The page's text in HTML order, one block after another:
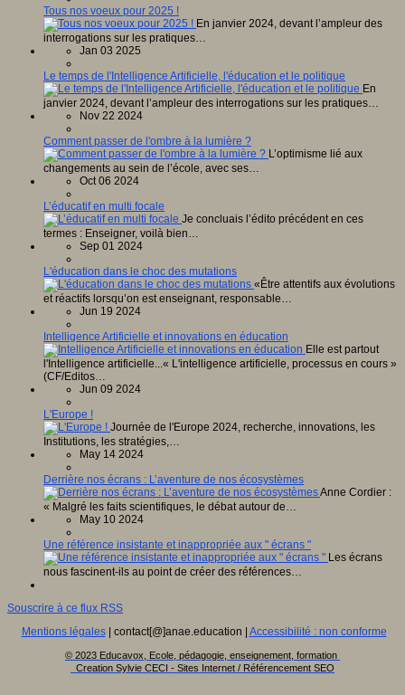
Tous nos voeux pour 2025 !
En janvier 2024, devant l’ampleur des
interrogations sur les pratiques…
Jan 03 2025
Le temps de l'Intelligence Artificielle, l'éducation et le politique
En
janvier 2024, devant l’ampleur des interrogations sur les pratiques…
Nov 22 2024
Comment passer de l'ombre à la lumière ?
L’optimisme lié aux
changements au sein de l’école, avec ses…
Oct 06 2024
L’éducatif en multi focale
Je concluais l’édito précédent en ces
termes : Enseigner, voilà bien…
Sep 01 2024
L'éducation dans le choc des mutations
«Être attentifs aux évolutions
et réactifs lorsqu’on est enseignant, responsable…
Jun 19 2024
Intelligence Artificielle et innovations en éducation
Elle est partout
l'Intelligence artificielle...« L'intelligence artificielle, processus en cours »
(CF/Editos…
Jun 09 2024
L'Europe !
Journée de l'Europe 2024, recherche, innovations, les
Institutions, les stratégies,…
May 14 2024
Derrière nos écrans : L’aventure de nos écosystèmes
Anne Cordier :
« Malgré les faits scientifiques, le débat autour de…
May 10 2024
Une référence insistante et inappropriée aux " écrans "
Les écrans
nous fascinent-ils au point de créer des références…
Souscrire à ce flux RSS
Mentions légales| contact[@]anae.education | Accessibilité : non conforme
© 2023 Educavox, Ecole, pédagogie, enseignement, formation
Creation Sylvie CECI - Sites Internet / Référencement SEO